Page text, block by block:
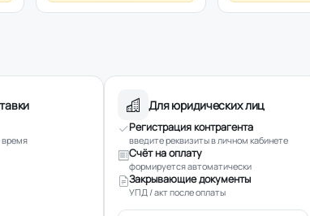
время
Для юридических лиц
Регистрация контрагента
введите реквизиты в личном кабинете
Счёт на оплату
формируется автоматически
Закрывающие документы
УПД / акт после оплаты